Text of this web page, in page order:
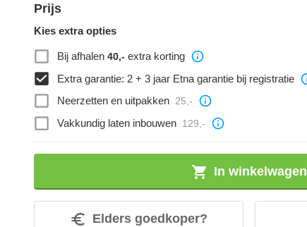
Prijs
Kies extra opties
Bij afhalen 40,- extra korting
Extra garantie: 2 + 3 jaar Etna garantie bij registratie
Neerzetten en uitpakken 25,-
Vakkundig laten inbouwen 129,-
In winkelwagen
Elders goedkoper?